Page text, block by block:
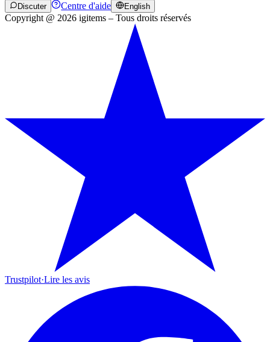
Discuter Centre d'aide English
Copyright @ 2026 igitems – Tous droits réservés
Trustpilot·Lire les avis